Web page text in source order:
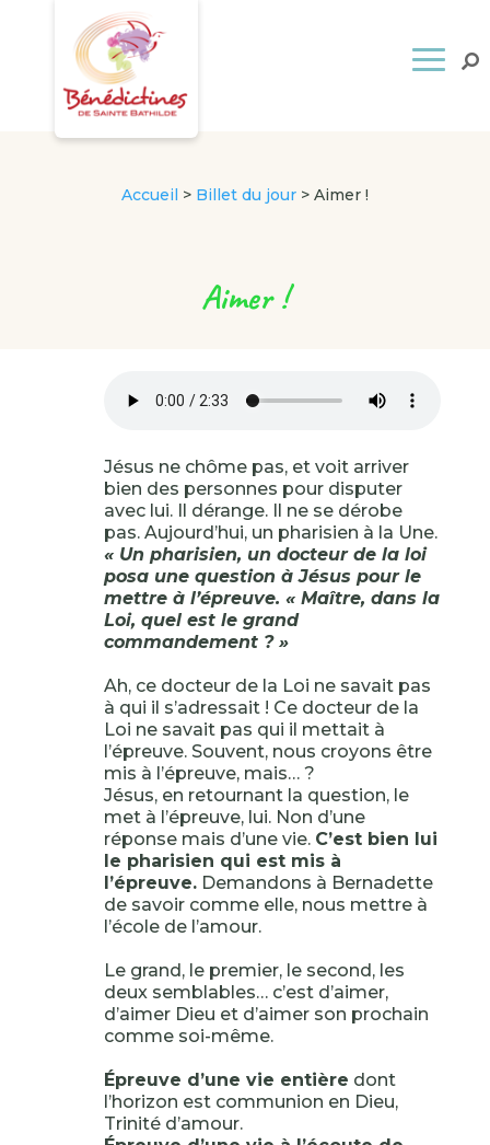
Accueil > Billet du jour> Aimer !
Aimer !
Jésus ne chôme pas, et voit arriver
bien des personnes pour disputer
avec lui. Il dérange. Il ne se dérobe
pas. Aujourd’hui, un pharisien à la Une.
« Un pharisien, un docteur de la loi
posa une question à Jésus pour le
mettre à l’épreuve. « Maître, dans la
Loi, quel est le grand
commandement ? »
Ah, ce docteur de la Loi ne savait pas
à qui il s’adressait ! Ce docteur de la
Loi ne savait pas qui il mettait à
l’épreuve. Souvent, nous croyons être
mis à l’épreuve, mais… ?
Jésus, en retournant la question, le
met à l’épreuve, lui. Non d’une
réponse mais d’une vie. C’est bien lui
le pharisien qui est mis à
l’épreuve.Demandons à Bernadette
de savoir comme elle, nous mettre à
l’école de l’amour.
Le grand, le premier, le second, les
deux semblables… c’est d’aimer,
d’aimer Dieu et d’aimer son prochain
comme soi-même.
Épreuve d’une vie entière dont
l’horizon est communion en Dieu,
Trinité d’amour.